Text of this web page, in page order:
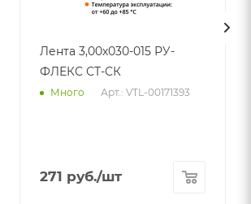
Лента 3,00х030-015 РУ-
ФЛЕКС СТ-СК
Много Арт.: VTL-00171393
271 руб./шт